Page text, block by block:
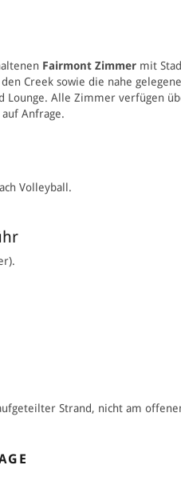
Fairmont Zimmer mit
Creek sowie die nahe
Lounge. Alle Zimmer verfügen
Anfrage.
Volleyball.
Strand, nicht am